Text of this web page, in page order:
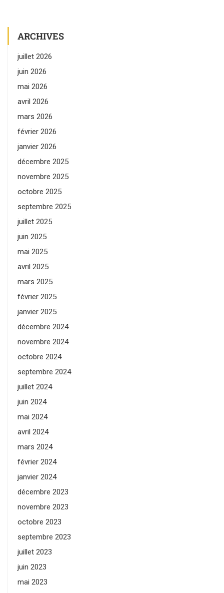
ARCHIVES
juillet 2026
juin 2026
mai 2026
avril 2026
mars 2026
février 2026
janvier 2026
décembre 2025
novembre 2025
octobre 2025
septembre 2025
juillet 2025
juin 2025
mai 2025
avril 2025
mars 2025
février 2025
janvier 2025
décembre 2024
novembre 2024
octobre 2024
septembre 2024
juillet 2024
juin 2024
mai 2024
avril 2024
mars 2024
février 2024
janvier 2024
décembre 2023
novembre 2023
octobre 2023
septembre 2023
juillet 2023
juin 2023
mai 2023